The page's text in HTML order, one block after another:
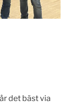
det bäst via